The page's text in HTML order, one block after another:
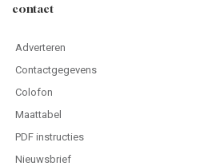
contact
Adverteren
Contactgegevens
Colofon
Maattabel
PDF instructies
Nieuwsbrief